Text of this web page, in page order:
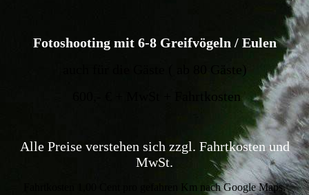
Fotoshooting mit 6-8 Greifvögeln / Eulen
auch für die Gäste ( ab 80 Gäste)
600,- € + MwSt + Fahrtkosten
Alle Preise verstehen sich zzgl. Fahrtkosten und
MwSt.
Fahrtkosten 1,00 Cent pro gefahren Km nach Google Maps.